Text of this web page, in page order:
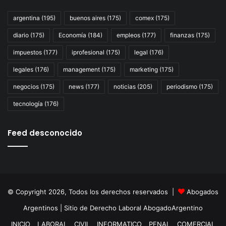
los
Schoklender,
De
Vido
José
argentina (195) buenos aires (175) comex (175)
diario (175) Economía (184) empleos (177) finanzas (175)
impuestos (177) iprofesional (175) legal (176)
legales (176) management (175) marketing (175)
negocios (175) news (177) noticias (205) periodismo (175)
tecnología (176)
Feed desconocido
© Copyright 2026, Todos los derechos reservados |
Abogados
Argentinos | Sitio de Derecho Laboral AbogadoArgentino
INICIO
LABORAL CIVIL INFORMATICO PENAL COMERCIAL